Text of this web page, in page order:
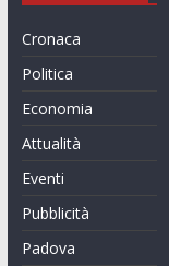
Cronaca
Politica
Economia
Attualità
Eventi
Pubblicità
Padova